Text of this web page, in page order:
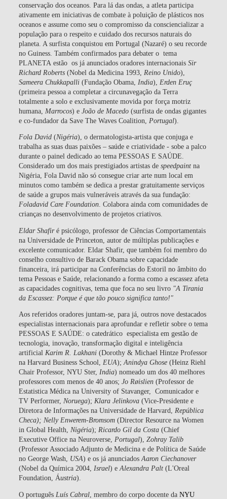
conservação dos oceanos. Para lá das ondas, a atleta participa
ativamente em iniciativas de combate à poluição de plásticos nos
oceanos e assume como seu o compromisso da consciencializar a
população para o respeito e cuidado dos recursos naturais do
planeta. A surfista conquistou em Portugal (Nazaré) o seu recorde
no Guiness. Também confirmados para debater o tema
PLANETA estão os já anunciados oradores internacionais Sir
Richard Roberts(Nobel da Medicina 1993, Reino Unido),
Sameera Chukkapalli(Fundação Obama, India), Erden Eruç
(primeira pessoa a completar a circunavegação da Terra
totalmente a solo e exclusivamente movida por força motriz
humana, Marrocos) e João de Macedo(surfista de ondas gigantes
e co-fundador da Save The Waves Coalition, Portugal).
Fola David (Nigéria), o dermatologista-artista que conjuga e
trabalha as suas duas paixões – saúde e criatividade - sobe a palco
durante o painel dedicado ao tema PESSOAS E SAÚDE.
Considerado um dos mais prestigiados artistas de speedpaintna
Nigéria, Fola David não só consegue criar arte num local em
minutos como também se dedica a prestar gratuitamente serviços
de saúde a grupos mais vulneráveis através da sua fundação:
Foladavid Care Foundation. Colabora ainda com comunidades de
crianças no desenvolvimento de projetos criativos.
Eldar Shafiré psicólogo, professor de Ciências Comportamentais
na Universidade de Princeton, autor de múltiplas publicações e
excelente comunicador. Eldar Shafir, que também foi membro do
conselho consultivo de Barack Obama sobre capacidade
financeira, irá participar na Conferências do Estoril no âmbito do
tema Pessoas e Saúde, relacionando a forma como a escassez afeta
as capacidades cognitivas, tema que foca no seu livro "A Tirania
da Escassez: Porque é que tão pouco significa tanto!"
Aos referidos oradores juntam-se, para já, outros nove destacados
especialistas internacionais para aprofundar e refletir sobre o tema
PESSOAS E SAÚDE: o catedrático especialista em gestão de
tecnologia, inovação, transformação digital e inteligência
artificialKarim R. Lakhani(Dorothy & Michael Hintze Professor
na Harvard Business School, EUA); Anindya Ghose(Heinz Riehl
Chair Professor, NYU Ster, India) nomeado um dos 40 melhores
professores com menos de 40 anos; Jo Røislien(Professor de
Estatistica Médica na University of Stavanger, Comunicador e
TV Performer, Noruega); Klara Jelinkova(Vice-Presidente e
Diretora de Informações na Universidade de Harvard, República
Checa); Nelly Enwerem-Bromsom (Director Resource na Women
in Global Health, Nigéria); Ricardo Gil da Costa(Chief
Executive Office na Neuroverse, Portugal), Zohray Talib
(Professor Associado Adjunto de Medicina e de Política de Saúde
no George Wash, USA) e os já anunciadosAaron Ciechanover
(Nobel da Química 2004, Israel) eAlexandra Palt(L'Oreal
Foundation, Áustria).
O portuguêsLuís Cabral, membro do corpo docente da NYU